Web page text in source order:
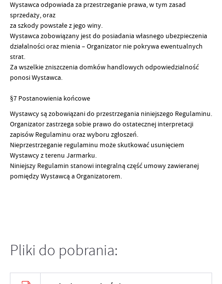
Wystawca odpowiada za przestrzeganie prawa, w tym zasad
sprzedaży, oraz
za szkody powstałe z jego winy.
Wystawca zobowiązany jest do posiadania własnego ubezpieczenia
działalności oraz mienia – Organizator nie pokrywa ewentualnych
strat.
Za wszelkie zniszczenia domków handlowych odpowiedzialność
ponosi Wystawca.
§7 Postanowienia końcowe
Wystawcy są zobowiązani do przestrzegania niniejszego Regulaminu.
Organizator zastrzega sobie prawo do ostatecznej interpretacji
zapisów Regulaminu oraz wyboru zgłoszeń.
Nieprzestrzeganie regulaminu może skutkować usunięciem
Wystawcy z terenu Jarmarku.
Niniejszy Regulamin stanowi integralną część umowy zawieranej
pomiędzy Wystawcą a Organizatorem.
Pliki do pobrania: